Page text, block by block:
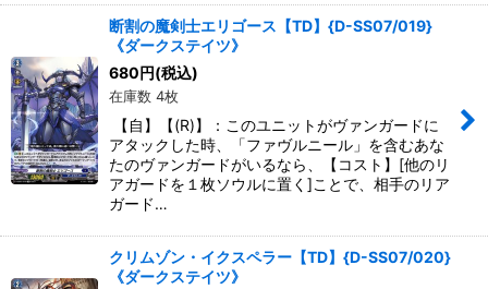
断割の魔剣士エリゴース【TD】{D-SS07/019}
《ダークステイツ》
680円(税込)
在庫数 4枚
【自】【(R)】：このユニットがヴァンガードに
アタックした時、「ファヴルニール」を含むあな
たのヴァンガードがいるなら、【コスト】[他のリ
アガードを１枚ソウルに置く]ことで、相手のリア
ガード…
クリムゾン・イクスペラー【TD】{D-SS07/020}
《ダークステイツ》